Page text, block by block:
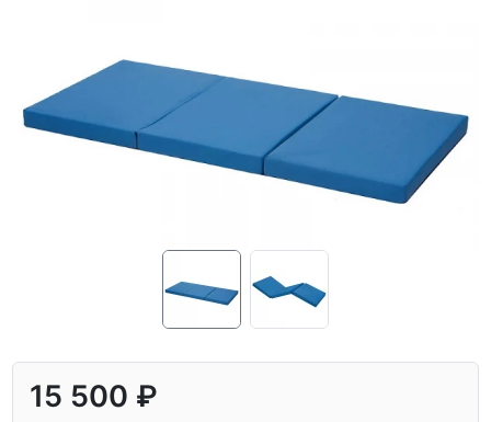
15 500 ₽